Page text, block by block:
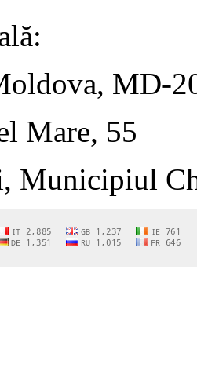
MD-
Mare, 55
Municipiul